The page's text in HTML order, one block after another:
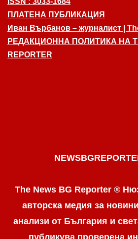
ПЛАТЕНА ПУБЛИКАЦИЯ
Иван Върбанов – журналист |
РЕДАКЦИОННА ПОЛИТИКА НА
REPORTER
The News BG Reporter ®
авторска медия за
анализи от България и
публикува проверена